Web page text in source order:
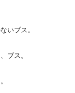
いブス。
ブス。